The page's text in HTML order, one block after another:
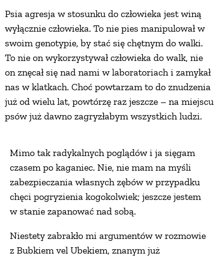
Psia agresja w stosunku do człowieka jest winą
wyłącznie człowieka. To nie pies manipulował w
swoim genotypie, by stać się chętnym do walki.
To nie on wykorzystywał człowieka do walk, nie
on znęcał się nad nami w laboratoriach i zamykał
nas w klatkach. Choć powtarzam to do znudzenia
już od wielu lat, powtórzę raz jeszcze – na miejscu
psów już dawno zagryzłabym wszystkich ludzi.
Mimo tak radykalnych poglądów i ja sięgam
czasem po kaganiec. Nie, nie mam na myśli
zabezpieczania własnych zębów w przypadku
chęci pogryzienia kogokolwiek; jeszcze jestem
w stanie zapanować nad sobą.
Niestety zabrakło mi argumentów w rozmowie
z Bubkiem vel Ubekiem, znanym już